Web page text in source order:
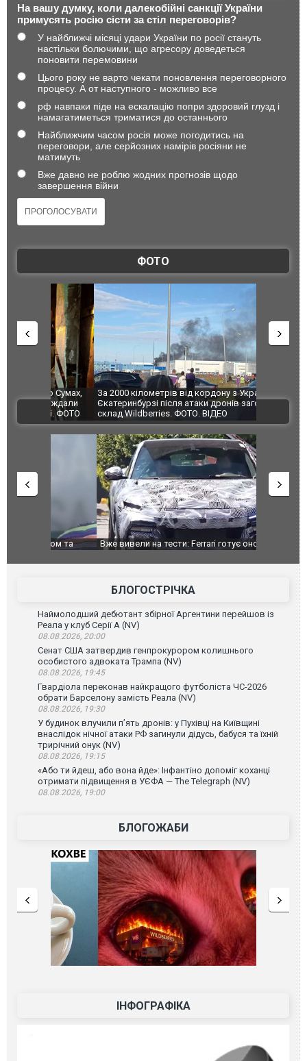
На вашу думку, коли далекобійні санкції України
примусять росію сісти за стіл переговорів?
У найближчі місяці удари України по росії стануть
настільки болючими, що агресору доведеться
поновити перемовини
Цього року не варто чекати поновлення переговорного
процесу. А от наступного - можливо все
рф навпаки піде на ескалацію попри здоровий глузд і
намагатиметься триматися до останнього
Найближчим часом росія може погодитись на
переговори, але серйозних намірів росіяни не
матимуть
Вже давно не роблю жодних прогнозів щодо
завершення війни
ФОТО
За 2000 кілометрів від кордону з Україною: в
Єкатеринбурзі після атаки дронів загорівся
склад Wildberries. ФОТО. ВІДЕО
"Мої
ВІДЕО
Вже вивели на тести: Ferrari готує оновлення
позашляховика Purosangue. ВІДЕО
Вийшов
фільму
БЛОГОСТРІЧКА
Наймолодший дебютант збірної Аргентини перейшов із
Реала у клуб Серії А (NV)
08.08.2026, 20:00
Сенат США затвердив генпрокурором колишнього
особистого адвоката Трампа (NV)
08.08.2026, 19:45
Гвардіола переконав найкращого футболіста ЧС-2026
обрати Барселону замість Реала (NV)
08.08.2026, 19:30
У будинок влучили п’ять дронів: у Пухівці на Київщині
внаслідок нічної атаки РФ загинули дідусь, бабуся та їхній
трирічний онук (NV)
08.08.2026, 19:15
«Або ти йдеш, або вона йде»: Інфантіно допоміг коханці
отримати підвищення в УЄФА — The Telegraph (NV)
08.08.2026, 19:00
БЛОГОЖАБИ
ІНФОГРАФІКА